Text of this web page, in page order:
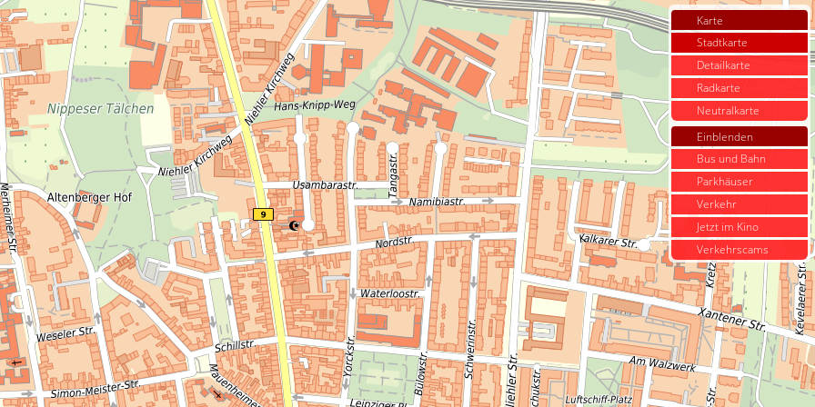
Karte
Stadtkarte
Detailkarte
Radkarte
Neutralkarte
Einblenden
Bus und Bahn
Parkhäuser
Verkehr
Jetzt im Kino
Verkehrscams